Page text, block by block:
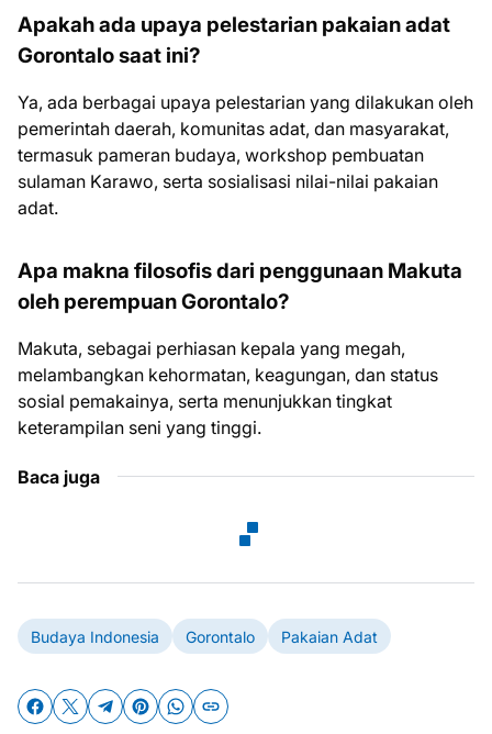
Apakah ada upaya pelestarian pakaian adat
Gorontalo saat ini?
Ya, ada berbagai upaya pelestarian yang dilakukan oleh
pemerintah daerah, komunitas adat, dan masyarakat,
termasuk pameran budaya, workshop pembuatan
sulaman Karawo, serta sosialisasi nilai-nilai pakaian
adat.
Apa makna filosofis dari penggunaan Makuta
oleh perempuan Gorontalo?
Makuta, sebagai perhiasan kepala yang megah,
melambangkan kehormatan, keagungan, dan status
sosial pemakainya, serta menunjukkan tingkat
keterampilan seni yang tinggi.
Baca juga
Budaya Indonesia Gorontalo Pakaian Adat